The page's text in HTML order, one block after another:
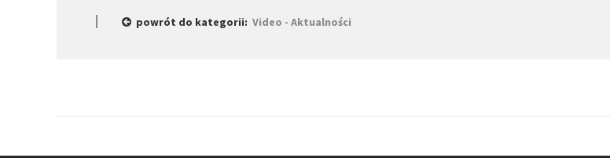
powrót do kategorii: Video - Aktualności